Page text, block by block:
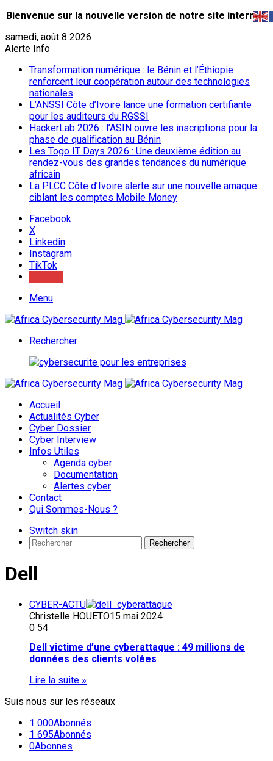
Bienvenue sur la nouvelle version de notre site internet.
samedi, août 8 2026
Alerte Info
Transformation numérique : le Bénin et l’Éthiopie
renforcent leur coopération autour des technologies
nationales
L’ANSSI Côte d’Ivoire lance une formation certifiante
pour les auditeurs du RGSSI
HackerLab 2026 : l’ASIN ouvre les inscriptions pour la
phase de qualification au Bénin
Les Togo IT Days 2026 : Une deuxième édition au
rendez-vous des grandes tendances du numérique
africain
La PLCC Côte d’Ivoire alerte sur une nouvelle arnaque
ciblant les comptes Mobile Money
Facebook
X
Linkedin
Instagram
TikTok
Menu
Rechercher
Accueil
Actualités Cyber
Cyber Dossier
Cyber Interview
Infos Utiles
Agenda cyber
Documentation
Alertes cyber
Contact
Qui Sommes-Nous ?
Switch skin
Rechercher
Dell
CYBER-ACTU
Christelle HOUETO15 mai 2024
0 54
Dell victime d’une cyberattaque : 49 millions de
données des clients volées
Lire la suite »
Suis nous sur les réseaux
1 000Abonnés
1 695Abonnés
0Abonnes